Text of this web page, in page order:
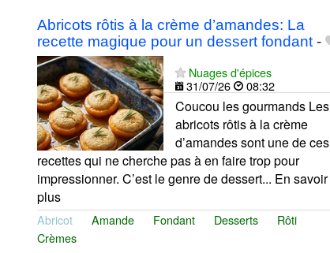
Abricots rôtis à la crème d’amandes: La
recette magique pour un dessert fondant -
Nuages d'épices
31/07/26
08:32
Coucou les gourmands Les
abricots rôtis à la crème
d’amandes sont une de ces
recettes qui ne cherche pas à en faire trop pour
impressionner. C’est le genre de dessert... En savoir
plus
Abricot Amande Fondant Desserts
Rôti
Crèmes